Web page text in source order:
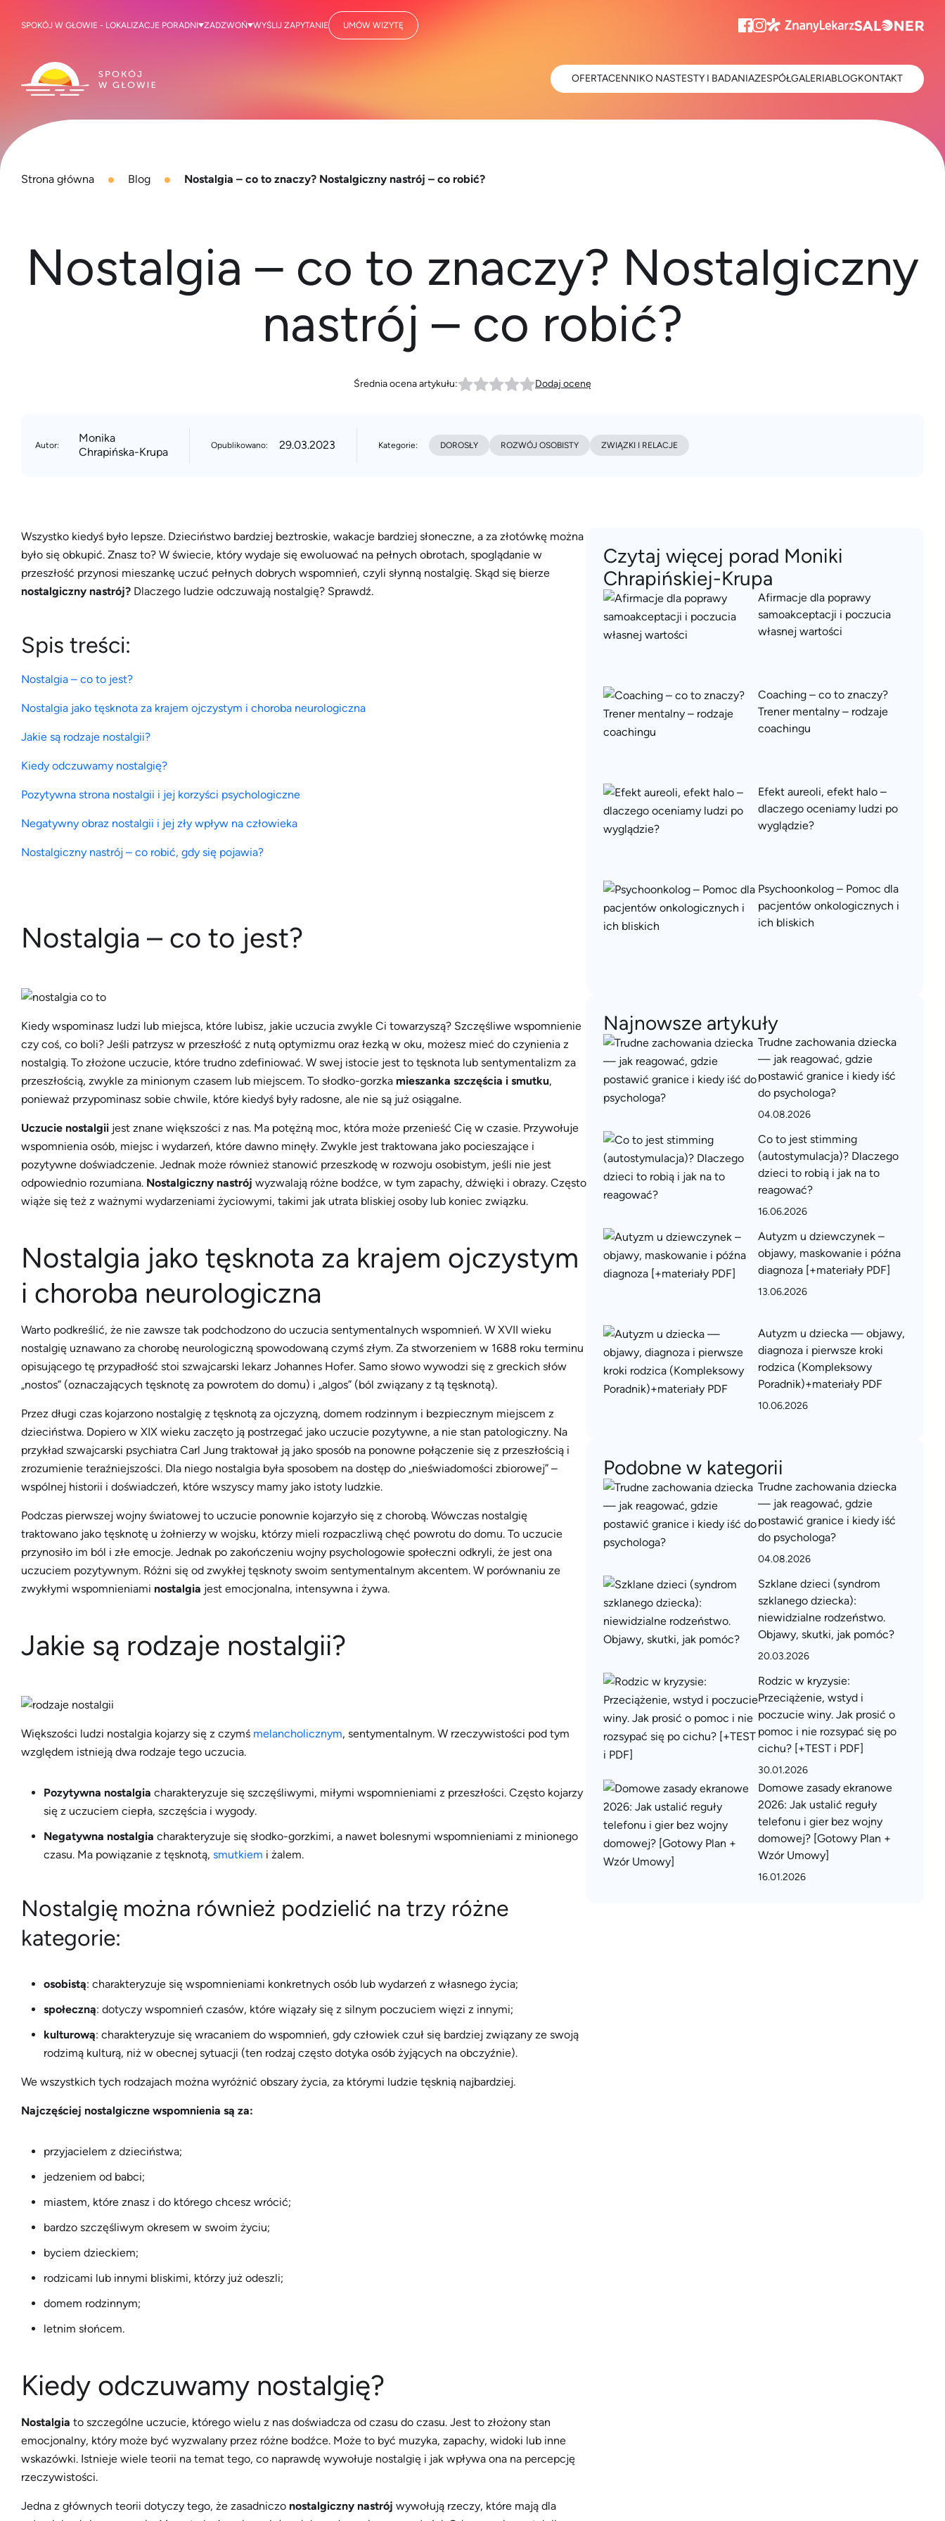
Strona główna Blog Nostalgia – co to znaczy? Nostalgiczny nastrój – co robić?
Nostalgia – co to znaczy? Nostalgiczny
nastrój – co robić?
Średnia ocena artykułu: Dodaj ocenę
Autor:
Monika
Chrapińska-Krupa
Opublikowano: 29.03.2023 Kategorie: DOROSŁY ROZWÓJ OSOBISTY ZWIĄZKI I RELACJE
Wszystko kiedyś było lepsze. Dzieciństwo bardziej beztroskie, wakacje bardziej słoneczne, a za złotówkę można
było się obkupić. Znasz to? W świecie, który wydaje się ewoluować na pełnych obrotach, spoglądanie w
przeszłość przynosi mieszankę uczuć pełnych dobrych wspomnień, czyli słynną nostalgię. Skąd się bierze
nostalgiczny nastrój? Dlaczego ludzie odczuwają nostalgię? Sprawdź.
Spis treści:
Nostalgia – co to jest?
Nostalgia jako tęsknota za krajem ojczystym i choroba neurologiczna
Jakie są rodzaje nostalgii?
Kiedy odczuwamy nostalgię?
Pozytywna strona nostalgii i jej korzyści psychologiczne
Negatywny obraz nostalgii i jej zły wpływ na człowieka
Nostalgiczny nastrój – co robić, gdy się pojawia?
Nostalgia – co to jest?
Kiedy wspominasz ludzi lub miejsca, które lubisz, jakie uczucia zwykle Ci towarzyszą? Szczęśliwe wspomnienie
czy coś, co boli? Jeśli patrzysz w przeszłość z nutą optymizmu oraz łezką w oku, możesz mieć do czynienia z
nostalgią. To złożone uczucie, które trudno zdefiniować. W swej istocie jest to tęsknota lub sentymentalizm za
przeszłością, zwykle za minionym czasem lub miejscem. To słodko-gorzka mieszanka szczęścia i smutku,
ponieważ przypominasz sobie chwile, które kiedyś były radosne, ale nie są już osiągalne.
Uczucie nostalgii jest znane większości z nas. Ma potężną moc, która może przenieść Cię w czasie. Przywołuje
wspomnienia osób, miejsc i wydarzeń, które dawno minęły. Zwykle jest traktowana jako pocieszające i
pozytywne doświadczenie. Jednak może również stanowić przeszkodę w rozwoju osobistym, jeśli nie jest
odpowiednio rozumiana. Nostalgiczny nastrój wyzwalają różne bodźce, w tym zapachy, dźwięki i obrazy. Często
wiąże się też z ważnymi wydarzeniami życiowymi, takimi jak utrata bliskiej osoby lub koniec związku.
Nostalgia jako tęsknota za krajem ojczystym
i choroba neurologiczna
Warto podkreślić, że nie zawsze tak podchodzono do uczucia sentymentalnych wspomnień. W XVII wieku
nostalgię uznawano za chorobę neurologiczną spowodowaną czymś złym. Za stworzeniem w 1688 roku terminu
opisującego tę przypadłość stoi szwajcarski lekarz Johannes Hofer. Samo słowo wywodzi się z greckich słów
„nostos” (oznaczających tęsknotę za powrotem do domu) i „algos” (ból związany z tą tęsknotą).
Przez długi czas kojarzono nostalgię z tęsknotą za ojczyzną, domem rodzinnym i bezpiecznym miejscem z
dzieciństwa. Dopiero w XIX wieku zaczęto ją postrzegać jako uczucie pozytywne, a nie stan patologiczny. Na
przykład szwajcarski psychiatra Carl Jung traktował ją jako sposób na ponowne połączenie się z przeszłością i
zrozumienie teraźniejszości. Dla niego nostalgia była sposobem na dostęp do „nieświadomości zbiorowej” –
wspólnej historii i doświadczeń, które wszyscy mamy jako istoty ludzkie.
Podczas pierwszej wojny światowej to uczucie ponownie kojarzyło się z chorobą. Wówczas nostalgię
traktowano jako tęsknotę u żołnierzy w wojsku, którzy mieli rozpaczliwą chęć powrotu do domu. To uczucie
przynosiło im ból i złe emocje. Jednak po zakończeniu wojny psychologowie społeczni odkryli, że jest ona
uczuciem pozytywnym. Różni się od zwykłej tęsknoty swoim sentymentalnym akcentem. W porównaniu ze
zwykłymi wspomnieniami nostalgia jest emocjonalna, intensywna i żywa.
Jakie są rodzaje nostalgii?
Większości ludzi nostalgia kojarzy się z czymś melancholicznym, sentymentalnym. W rzeczywistości pod tym
względem istnieją dwa rodzaje tego uczucia.
Pozytywna nostalgia charakteryzuje się szczęśliwymi, miłymi wspomnieniami z przeszłości. Często kojarzy
się z uczuciem ciepła, szczęścia i wygody.
Negatywna nostalgia charakteryzuje się słodko-gorzkimi, a nawet bolesnymi wspomnieniami z minionego
czasu. Ma powiązanie z tęsknotą, smutkiem i żalem.
Nostalgię można również podzielić na trzy różne
kategorie:
osobistą: charakteryzuje się wspomnieniami konkretnych osób lub wydarzeń z własnego życia;
społeczną: dotyczy wspomnień czasów, które wiązały się z silnym poczuciem więzi z innymi;
kulturową: charakteryzuje się wracaniem do wspomnień, gdy człowiek czuł się bardziej związany ze swoją
rodzimą kulturą, niż w obecnej sytuacji (ten rodzaj często dotyka osób żyjących na obczyźnie).
We wszystkich tych rodzajach można wyróżnić obszary życia, za którymi ludzie tęsknią najbardziej.
Najczęściej nostalgiczne wspomnienia są za:
przyjacielem z dzieciństwa;
jedzeniem od babci;
miastem, które znasz i do którego chcesz wrócić;
bardzo szczęśliwym okresem w swoim życiu;
byciem dzieckiem;
rodzicami lub innymi bliskimi, którzy już odeszli;
domem rodzinnym;
letnim słońcem.
Kiedy odczuwamy nostalgię?
Nostalgia to szczególne uczucie, którego wielu z nas doświadcza od czasu do czasu. Jest to złożony stan
emocjonalny, który może być wyzwalany przez różne bodźce. Może to być muzyka, zapachy, widoki lub inne
wskazówki. Istnieje wiele teorii na temat tego, co naprawdę wywołuje nostalgię i jak wpływa ona na percepcję
rzeczywistości.
Jedna z głównych teorii dotyczy tego, że zasadniczo nostalgiczny nastrój wywołują rzeczy, które mają dla
Czytaj więcej porad Moniki
Chrapińskiej-Krupa
Afirmacje dla poprawy
samoakceptacji i poczucia
własnej wartości
Coaching – co to znaczy?
Trener mentalny – rodzaje
coachingu
Efekt aureoli, efekt halo –
dlaczego oceniamy ludzi po
wyglądzie?
Psychoonkolog – Pomoc dla
pacjentów onkologicznych i
ich bliskich
Najnowsze artykuły
Trudne zachowania dziecka
— jak reagować, gdzie
postawić granice i kiedy iść
do psychologa?
04.08.2026
Co to jest stimming
(autostymulacja)? Dlaczego
dzieci to robią i jak na to
reagować?
16.06.2026
Autyzm u dziewczynek –
objawy, maskowanie i późna
diagnoza [+materiały PDF]
13.06.2026
Autyzm u dziecka — objawy,
diagnoza i pierwsze kroki
rodzica (Kompleksowy
Poradnik)+materiały PDF
10.06.2026
Podobne w kategorii
Trudne zachowania dziecka
— jak reagować, gdzie
postawić granice i kiedy iść
do psychologa?
04.08.2026
Szklane dzieci (syndrom
szklanego dziecka):
niewidzialne rodzeństwo.
Objawy, skutki, jak pomóc?
20.03.2026
Rodzic w kryzysie:
Przeciążenie, wstyd i
poczucie winy. Jak prosić o
pomoc i nie rozsypać się po
cichu? [+TEST i PDF]
30.01.2026
Domowe zasady ekranowe
2026: Jak ustalić reguły
telefonu i gier bez wojny
domowej? [Gotowy Plan +
Wzór Umowy]
16.01.2026
SPOKÓJ W GŁOWIE - LOKALIZACJE PORADNI ZADZWOŃ WYŚLIJ ZAPYTANIE UMÓW WIZYTĘ
OFERTACENNIKO NASTESTY I BADANIAZESPÓŁGALERIABLOGKONTAKT